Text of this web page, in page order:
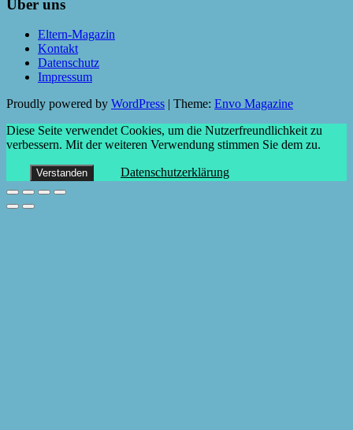
Über uns
Eltern-Magazin
Kontakt
Datenschutz
Impressum
Proudly powered by WordPress Theme: Envo Magazine
Diese Seite verwendet Cookies, um die Nutzerfreundlichkeit zu
verbessern. Mit der weiteren Verwendung stimmen Sie dem zu.
Verstanden Datenschutzerklärung